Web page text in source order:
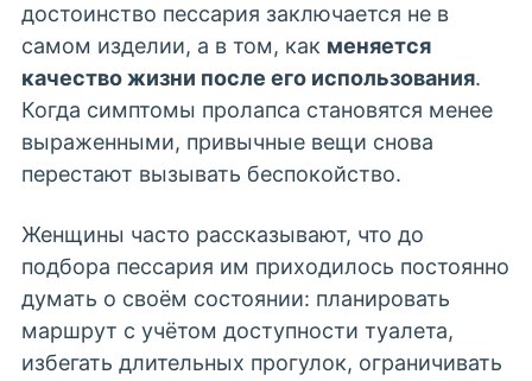
достоинство пессария заключается не в
самом изделии, а в том, как меняется
качество жизни после его использования.
Когда симптомы пролапса становятся менее
выраженными, привычные вещи снова
перестают вызывать беспокойство.
Женщины часто рассказывают, что до
подбора пессария им приходилось постоянно
думать о своём состоянии: планировать
маршрут с учётом доступности туалета,
избегать длительных прогулок, ограничивать